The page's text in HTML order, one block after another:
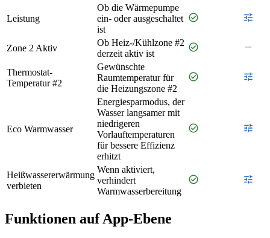
Leistung
Ob die Wärmepumpe
ein- oder ausgeschaltet
ist
check_circle tune
Zone 2 Aktiv
Ob Heiz-/Kühlzone #2
derzeit aktiv ist
check_circle remove
Thermostat-
Temperatur #2
Gewünschte
Raumtemperatur für
die Heizungszone #2
check_circle tune
Eco Warmwasser
Energiesparmodus, der
Wasser langsamer mit
niedrigeren
Vorlauftemperaturen
für bessere Effizienz
erhitzt
check_circle tune
Heißwassererwärmung
verbieten
Wenn aktiviert,
verhindert
Warmwasserbereitung
check_circle tune
Funktionen auf App‑Ebene